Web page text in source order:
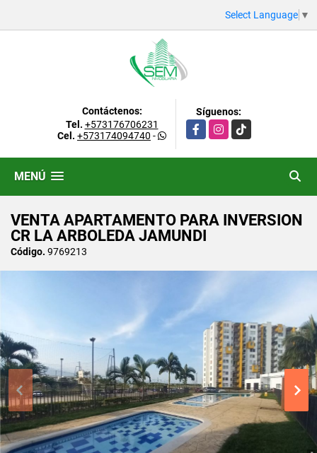
Select Language ▼
Contáctenos:
Tel. +573176706231
Cel. +573174094740 -
Síguenos:
FacebookInstagram
TikTok
MENÚ
VENTA APARTAMENTO PARA INVERSION
CR LA ARBOLEDA JAMUNDI
Código. 9769213